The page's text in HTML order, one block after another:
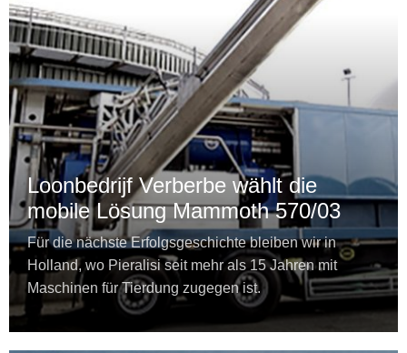
Loonbedrijf Verberbe wählt die
mobile Lösung Mammoth 570/03
Für die nächste Erfolgsgeschichte bleiben wir in
Holland, wo Pieralisi seit mehr als 15 Jahren mit
Maschinen für Tierdung zugegen ist.